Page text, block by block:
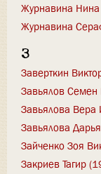
Журнавина
Журнавина
З
Заверткин
Завьялов Семен
Завьялова
Завьялова
Зайченко Зоя
Закриев Тагир